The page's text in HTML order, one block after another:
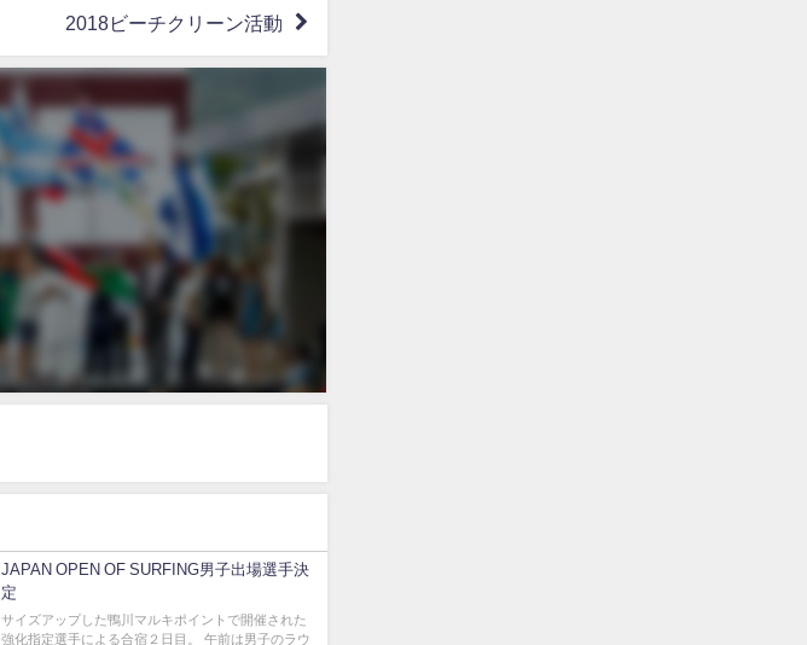
2018ビーチクリーン活動
JAPAN OPEN OF SURFING男子出場選手決
定
サイズアップした鴨川マルキポイントで開催された
強化指定選手による合宿２日目。 午前は男子のラウ